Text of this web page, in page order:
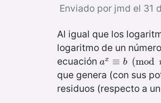
Enviado por jmd el 31
Al igual que los
logaritmo de un
ecuación ax ≡ b (mod
ax ≡b (modm)
que genera (con sus
residuos (respecto a